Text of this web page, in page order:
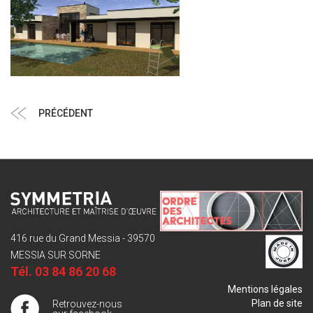
de
Article
PRÉCÉDENT
416 rue du Grand Messia - 39570
MESSIA SUR SORNE
Tél. 03 84 86 20 68
Retrouvez-nous
Mentions légales
Plan de site